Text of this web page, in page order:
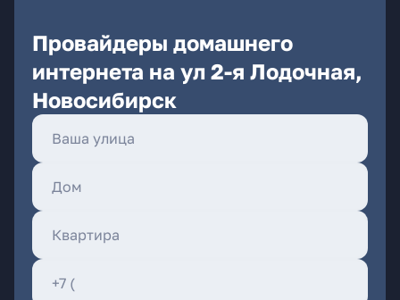
Провайдеры домашнего
интернета на ул 2-я Лодочная,
Новосибирск